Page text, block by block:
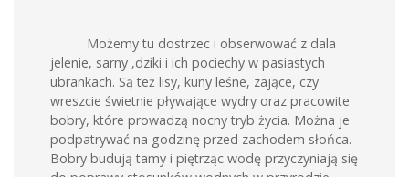
Możemy tu dostrzec i obserwować z dala
jelenie, sarny ,dziki i ich pociechy w pasiastych
ubrankach. Są też lisy, kuny leśne, zające, czy
wreszcie świetnie pływające wydry oraz pracowite
bobry, które prowadzą nocny tryb życia. Można je
podpatrywać na godzinę przed zachodem słońca.
Bobry budują tamy i piętrząc wodę przyczyniają się